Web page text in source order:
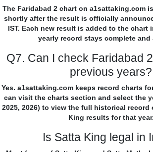
The Faridabad 2 chart on a1sattaking.com
shortly after the result is officially
IST. Each new result is added to the chart
yearly record stays complete and
Q7. Can I check Faridabad
previous years?
Yes. a1sattaking.com keeps record charts
can visit the charts section and select the
2025, 2026) to view the full historical record
King results for that year.
Is Satta King legal in